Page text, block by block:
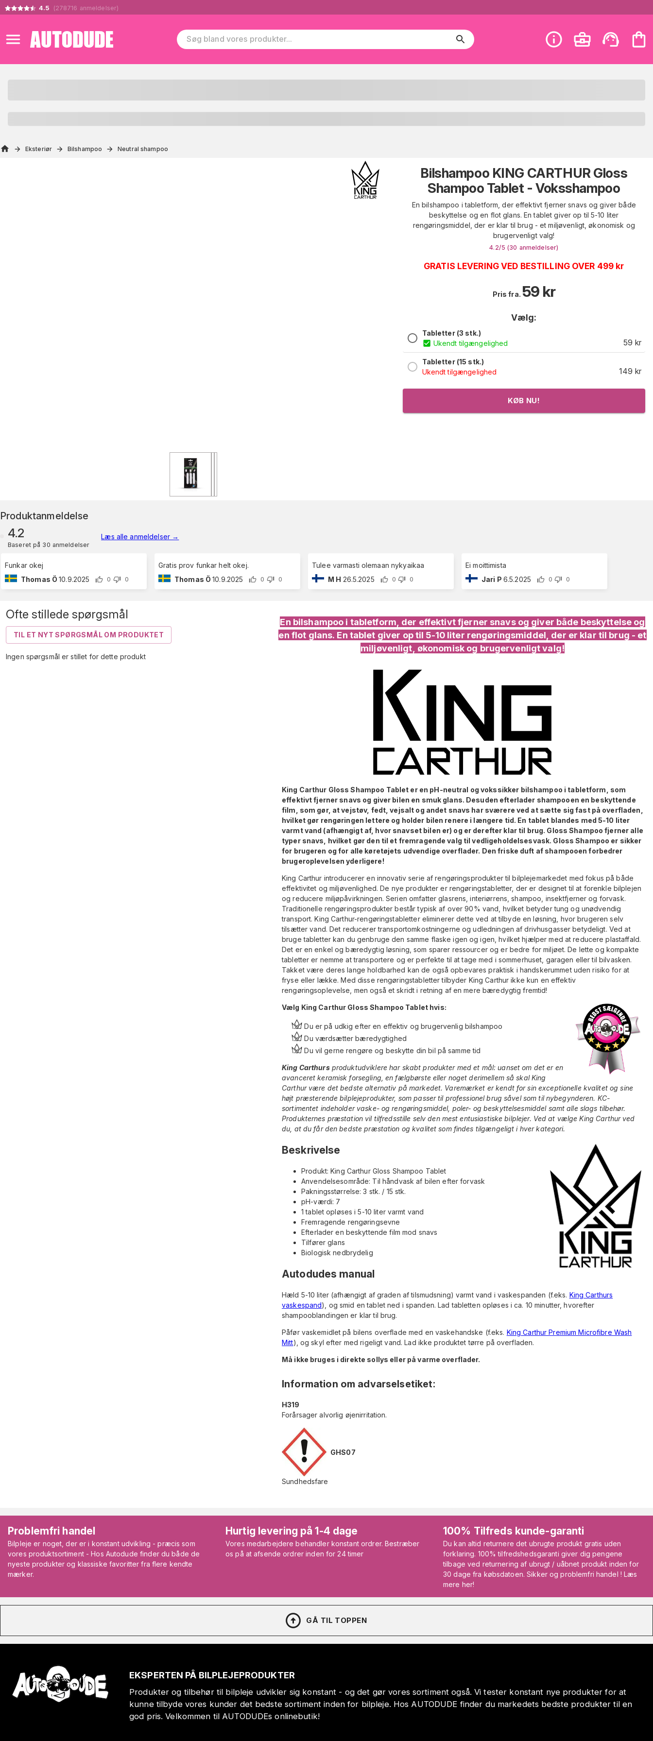
4.5 (278716 anmeldelser)
Eksteriør Bilshampoo Neutral shampoo
Bilshampoo KING CARTHUR Gloss
Shampoo Tablet - Voksshampoo
En bilshampoo i tabletform, der effektivt fjerner snavs og giver både
beskyttelse og en flot glans. En tablet giver op til 5-10 liter
rengøringsmiddel, der er klar til brug - et miljøvenligt, økonomisk og
brugervenligt valg!
4.2/5 (30 anmeldelser)
GRATIS LEVERING VED BESTILLING OVER 499 kr
Pris fra. 59 kr
Vælg:
Tabletter (3 stk.)
Ukendt tilgængelighed
59 kr
Tabletter (15 stk.)
Ukendt tilgængelighed
149 kr
KØB NU!
Produktanmeldelse
4.2
Baseret på 30 anmeldelser
Læs alle anmeldelser→
Funkar okej
Thomas Ö 10.9.2025 0 0
Gratis prov funkar helt okej.
Thomas Ö 10.9.2025 0 0
Tulee varmasti olemaan nykyaikaa
M H 26.5.2025 0 0
Ei moittimista
Jari P 6.5.2025 0 0
Ofte stillede spørgsmål
TIL ET NYT SPØRGSMÅL OM PRODUKTET
Ingen spørgsmål er stillet for dette produkt
En bilshampoo i tabletform, der effektivt fjerner snavs og giver både beskyttelse og
en flot glans. En tablet giver op til 5-10 liter rengøringsmiddel, der er klar til brug - et
miljøvenligt, økonomisk og brugervenligt valg!
King Carthur Gloss Shampoo Tablet er en pH-neutral og vokssikker bilshampoo i tabletform, som
effektivt fjerner snavs og giver bilen en smuk glans. Desuden efterlader shampooen en beskyttende
film, som gør, at vejstøv, fedt, vejsalt og andet snavs har sværere ved at sætte sig fast på overfladen,
hvilket gør rengøringen lettere og holder bilen renere i længere tid. En tablet blandes med 5-10 liter
varmt vand (afhængigt af, hvor snavset bilen er) og er derefter klar til brug. Gloss Shampoo fjerner alle
typer snavs, hvilket gør den til et fremragende valg til vedligeholdelsesvask. Gloss Shampoo er sikker
for brugeren og for alle køretøjets udvendige overflader. Den friske duft af shampooen forbedrer
brugeroplevelsen yderligere!
King Carthur introducerer en innovativ serie af rengøringsprodukter til bilplejemarkedet med fokus på både
effektivitet og miljøvenlighed. De nye produkter er rengøringstabletter, der er designet til at forenkle bilplejen
og reducere miljøpåvirkningen. Serien omfatter glasrens, interiørrens, shampoo, insektfjerner og forvask.
Traditionelle rengøringsprodukter består typisk af over 90% vand, hvilket betyder tung og unødvendig
transport. King Carthur-rengøringstabletter eliminerer dette ved at tilbyde en løsning, hvor brugeren selv
tilsætter vand. Det reducerer transportomkostningerne og udledningen af drivhusgasser betydeligt. Ved at
bruge tabletter kan du genbruge den samme flaske igen og igen, hvilket hjælper med at reducere plastaffald.
Det er en enkel og bæredygtig løsning, som sparer ressourcer og er bedre for miljøet. De lette og kompakte
tabletter er nemme at transportere og er perfekte til at tage med i sommerhuset, garagen eller til bilvasken.
Takket være deres lange holdbarhed kan de også opbevares praktisk i handskerummet uden risiko for at
fryse eller lække. Med disse rengøringstabletter tilbyder King Carthur ikke kun en effektiv
rengøringsoplevelse, men også et skridt i retning af en mere bæredygtig fremtid!
Vælg King Carthur Gloss Shampoo Tablet hvis:
Du er på udkig efter en effektiv og brugervenlig bilshampoo
Du værdsætter bæredygtighed
Du vil gerne rengøre og beskytte din bil på samme tid
King Carthursproduktudviklere har skabt produkter med et mål: uanset om det er en
avanceret keramisk forsegling, en fælgbørste eller noget derimellem så skal King
Carthur være det bedste alternativ på markedet. Varemærket er kendt for sin exceptionelle kvalitet og sine
højt præsterende bilplejeprodukter, som passer til professionel brug såvel som til nybegynderen. KC-
sortimentet indeholder vaske- og rengøringsmiddel, poler- og beskyttelsesmiddel samt alle slags tilbehør.
Produkternes præstation vil tilfredsstille selv den mest entusiastiske bilplejer. Ved at vælge King Carthur ved
du, at du får den bedste præstation og kvalitet som findes tilgængeligt i hver kategori.
Beskrivelse
Produkt: King Carthur Gloss Shampoo Tablet
Anvendelsesområde: Til håndvask af bilen efter forvask
Pakningsstørrelse: 3 stk. / 15 stk.
pH-værdi: 7
1 tablet opløses i 5-10 liter varmt vand
Fremragende rengøringsevne
Efterlader en beskyttende film mod snavs
Tilfører glans
Biologisk nedbrydelig
Autodudes manual
Hæld 5-10 liter (afhængigt af graden af tilsmudsning) varmt vand i vaskespanden (f.eks. King Carthurs
vaskespand), og smid en tablet ned i spanden. Lad tabletten opløses i ca. 10 minutter, hvorefter
shampooblandingen er klar til brug.
Påfør vaskemidlet på bilens overflade med en vaskehandske (f.eks. King Carthur Premium Microfibre Wash
Mitt), og skyl efter med rigeligt vand. Lad ikke produktet tørre på overfladen.
Må ikke bruges i direkte sollys eller på varme overflader.
Information om advarselsetiket:
H319
Forårsager alvorlig øjenirritation.
GHS07
Sundhedsfare
Problemfri handel
Bilpleje er noget, der er i konstant udvikling - præcis som
vores produktsortiment - Hos Autodude finder du både de
nyeste produkter og klassiske favoritter fra flere kendte
mærker.
Hurtig levering på 1-4 dage
Vores medarbejdere behandler konstant ordrer. Bestræber
os på at afsende ordrer inden for 24 timer
100% Tilfreds kunde-garanti
Du kan altid returnere det ubrugte produkt gratis uden
forklaring. 100% tilfredshedsgaranti giver dig pengene
tilbage ved returnering af ubrugt / uåbnet produkt inden for
30 dage fra købsdatoen. Sikker og problemfri handel ! Læs
mere her!
GÅ TIL TOPPEN
EKSPERTEN PÅ BILPLEJEPRODUKTER
Produkter og tilbehør til bilpleje udvikler sig konstant - og det gør vores sortiment også. Vi tester konstant nye produkter for at
kunne tilbyde vores kunder det bedste sortiment inden for bilpleje. Hos AUTODUDE finder du markedets bedste produkter til en
god pris. Velkommen til AUTODUDEs onlinebutik!